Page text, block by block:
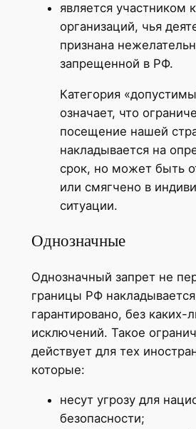
является участником
организаций, чья
признана
запрещенной в РФ.
Категория
означает, что
посещение нашей
накладывается на
срок, но может быть
или смягчено в
ситуации.
Однозначные
Однозначный запрет не
границы РФ накладывается
гарантировано, без каких-
исключений. Такое
действует для тех
которые:
несут угрозу для
безопасности;